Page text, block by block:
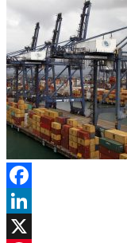
Facebook
LinkedIn